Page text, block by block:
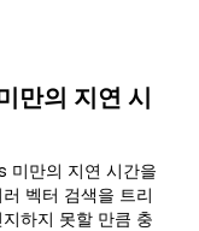
만의 지연 시
미만의 지연 시간을
벡터 검색을 트리
하지 못할 만큼 충